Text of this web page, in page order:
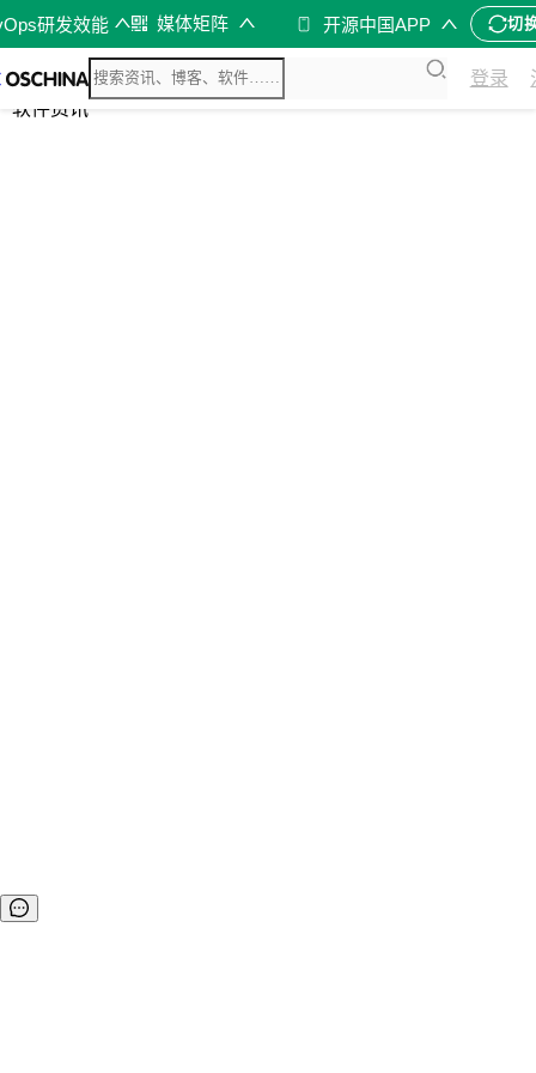
研发效能 媒体矩阵 开源中国APP 切
登录
综合
开源资讯
软件资讯